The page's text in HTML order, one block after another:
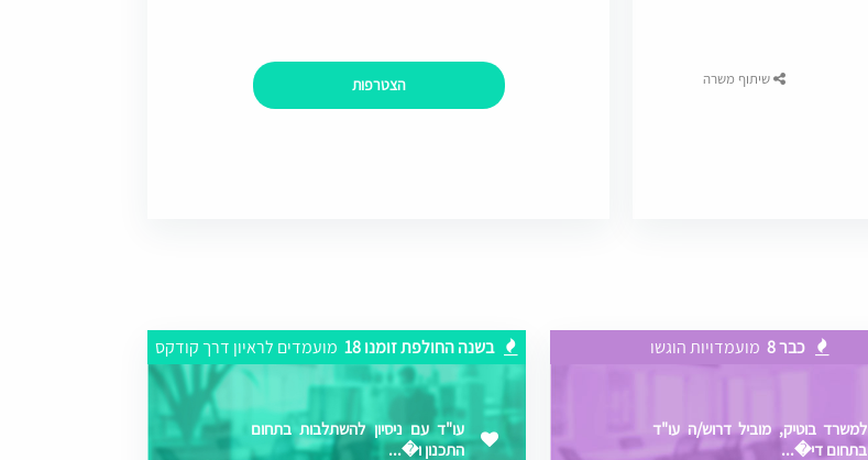
שיתוף משרה הצטרפות
כבר 8 מועמדויות הוגשו
למשרד בוטיק, מוביל דרוש/ה עו"ד
בתחום די�...
בשנה החולפת זומנו 18 מועמדים לראיון דרך קודקס
עו"ד עם ניסיון להשתלבות בתחום
התכנון ו�...